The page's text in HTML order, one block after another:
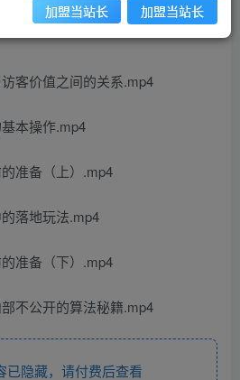
客价值之间的关系.mp4
本操作.mp4
准备（上）.mp4
落地玩法.mp4
准备（下）.mp4
不公开的算法秘籍.mp4
隐藏，请付费后查看
加盟当站长 加盟当站长